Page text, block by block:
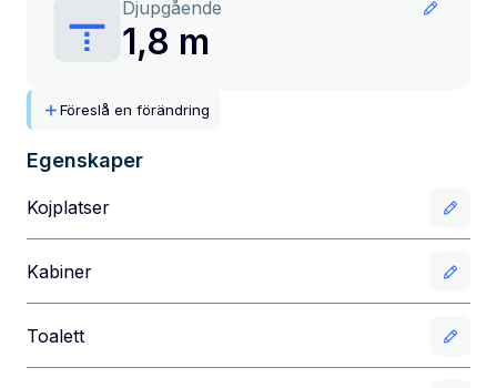
Djupgående
1,8 m
Föreslå en förändring
Egenskaper
Kojplatser
Kabiner
Toalett